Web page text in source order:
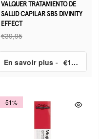
VALQUER TRATAMIENTO DE
SALUD CAPILAR SBS DIVINITY
EFFECT
€39,95
En savoir plus - €19,88
-51%